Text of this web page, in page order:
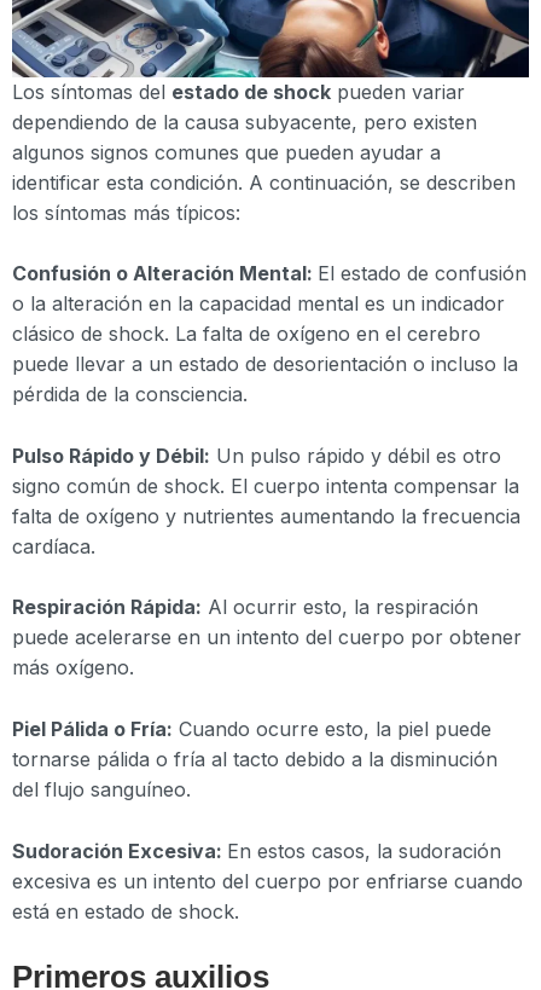
Los síntomas del estado de shock pueden variar
dependiendo de la causa subyacente, pero existen
algunos signos comunes que pueden ayudar a
identificar esta condición. A continuación, se describen
los síntomas más típicos:
Confusión o Alteración Mental: El estado de confusión
o la alteración en la capacidad mental es un indicador
clásico de shock. La falta de oxígeno en el cerebro
puede llevar a un estado de desorientación o incluso la
pérdida de la consciencia.
Pulso Rápido y Débil: Un pulso rápido y débil es otro
signo común de shock. El cuerpo intenta compensar la
falta de oxígeno y nutrientes aumentando la frecuencia
cardíaca.
Respiración Rápida: Al ocurrir esto, la respiración
puede acelerarse en un intento del cuerpo por obtener
más oxígeno.
Piel Pálida o Fría: Cuando ocurre esto, la piel puede
tornarse pálida o fría al tacto debido a la disminución
del flujo sanguíneo.
Sudoración Excesiva: En estos casos, la sudoración
excesiva es un intento del cuerpo por enfriarse cuando
está en estado de shock.
Primeros auxilios